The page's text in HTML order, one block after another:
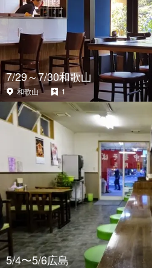
7/29～7/30和歌山
和歌山 1
5/4〜5/6広島